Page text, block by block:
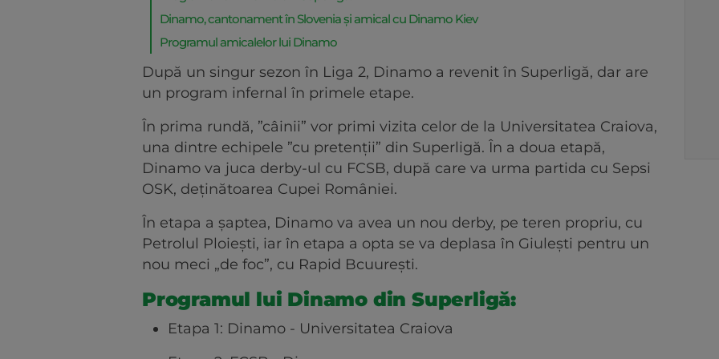
Dinamo, cantonament în Slovenia și amical cu Dinamo Kiev
Programul amicalelor lui Dinamo
După un singur sezon în Liga 2, Dinamo a revenit în Superligă, dar are
un program infernal în primele etape.
În prima rundă, ”câinii” vor primi vizita celor de la Universitatea Craiova,
una dintre echipele ”cu pretenții” din Superligă. În a doua etapă,
Dinamo va juca derby-ul cu FCSB, după care va urma partida cu Sepsi
OSK, deținătoarea Cupei României.
În etapa a șaptea, Dinamo va avea un nou derby, pe teren propriu, cu
Petrolul Ploiești, iar în etapa a opta se va deplasa în Giulești pentru un
nou meci „de foc”, cu Rapid Bcuurești.
Programul lui Dinamo din Superligă:
Etapa 1: Dinamo - Universitatea Craiova